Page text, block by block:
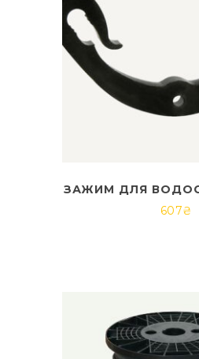
ЗАЖИМ ДЛЯ
607₴